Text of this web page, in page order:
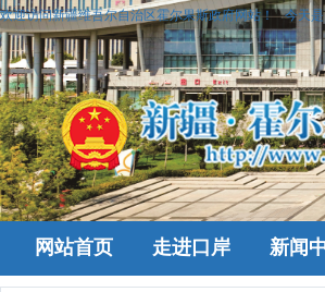
欢迎访问新疆维吾尔自治区霍尔果斯政府网站！ 今天
网站首页 走进口岸 新闻